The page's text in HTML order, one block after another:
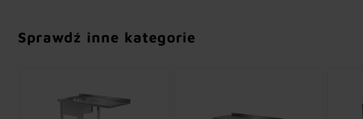
Sprawdź inne kategorie